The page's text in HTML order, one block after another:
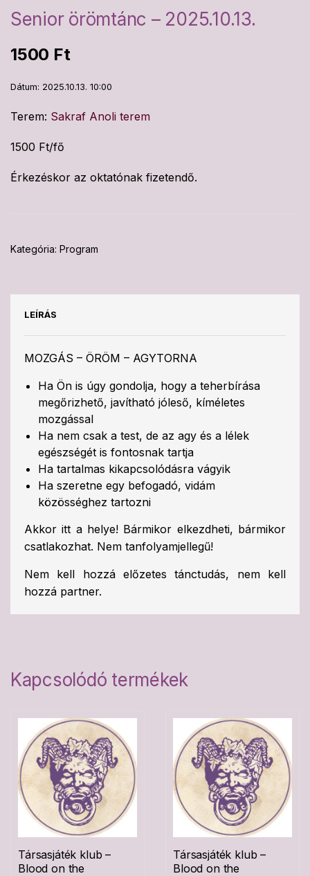
Senior örömtánc – 2025.10.13.
1500 Ft
Dátum: 2025.10.13. 10:00
Terem: Sakraf Anoli terem
1500 Ft/fő
Érkezéskor az oktatónak fizetendő.
Kategória: Program
LEÍRÁS
MOZGÁS – ÖRÖM – AGYTORNA
Ha Ön is úgy gondolja, hogy a teherbírása
megőrizhető, javítható jóleső, kíméletes
mozgással
Ha nem csak a test, de az agy és a lélek
egészségét is fontosnak tartja
Ha tartalmas kikapcsolódásra vágyik
Ha szeretne egy befogadó, vidám
közösséghez tartozni
Akkor itt a helye! Bármikor elkezdheti, bármikor
csatlakozhat. Nem tanfolyamjellegű!
Nem kell hozzá előzetes tánctudás, nem kell
hozzá partner.
Kapcsolódó termékek
Társasjáték klub –
Blood on the
Társasjáték klub –
Blood on the